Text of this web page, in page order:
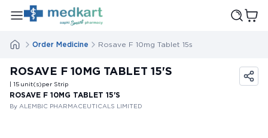
Order Medicine Rosave F 10mg Tablet 15s
ROSAVE F 10MG TABLET 15'S
| 15 unit(s)per Strip
ROSAVE F 10MG TABLET 15'S
By ALEMBIC PHARMACEUTICALS LIMITED